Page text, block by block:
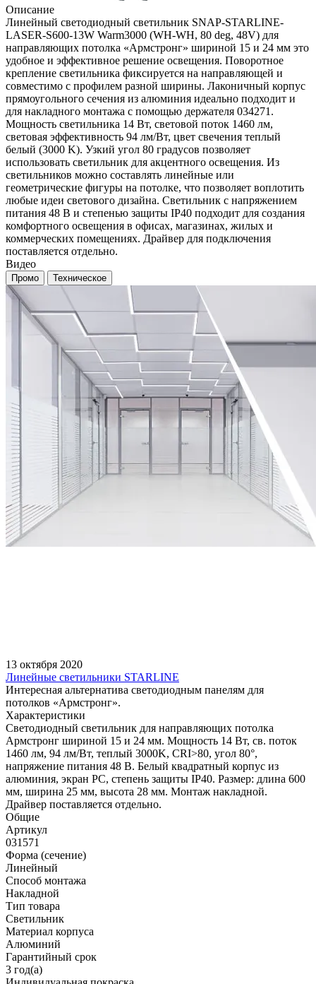
Описание
Линейный светодиодный светильник SNAP-STARLINE-
LASER-S600-13W Warm3000 (WH-WH, 80 deg, 48V) для
направляющих потолка «Армстронг» шириной 15 и 24 мм это
удобное и эффективное решение освещения. Поворотное
крепление светильника фиксируется на направляющей и
совместимо с профилем разной ширины. Лаконичный корпус
прямоугольного сечения из алюминия идеально подходит и
для накладного монтажа с помощью держателя 034271.
Мощность светильника 14 Вт, световой поток 1460 лм,
световая эффективность 94 лм/Вт, цвет свечения теплый
белый (3000 K). Узкий угол 80 градусов позволяет
использовать светильник для акцентного освещения. Из
светильников можно составлять линейные или
геометрические фигуры на потолке, что позволяет воплотить
любые идеи светового дизайна. Светильник с напряжением
питания 48 В и степенью защиты IP40 подходит для создания
комфортного освещения в офисах, магазинах, жилых и
коммерческих помещениях. Драйвер для подключения
поставляется отдельно.
Видео
Промо Техническое
13 октября 2020
Линейные светильники STARLINE
Интересная альтернатива светодиодным панелям для
потолков «Армстронг».
Характеристики
Светодиодный светильник для направляющих потолка
Армстронг шириной 15 и 24 мм. Мощность 14 Вт, св. поток
1460 лм, 94 лм/Вт, теплый 3000K, CRI>80, угол 80°,
напряжение питания 48 В. Белый квадратный корпус из
алюминия, экран PC, степень защиты IP40. Размер: длина 600
мм, ширина 25 мм, высота 28 мм. Монтаж накладной.
Драйвер поставляется отдельно.
Общие
Артикул
031571
Форма (сечение)
Линейный
Способ монтажа
Накладной
Тип товара
Светильник
Материал корпуса
Алюминий
Гарантийный срок
3 год(а)